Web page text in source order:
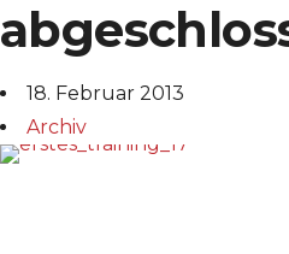
18. Februar 2013
Archiv